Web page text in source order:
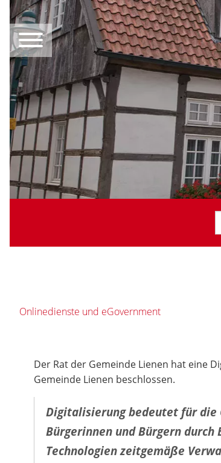
Onlinedienste und eGovernment
Der Rat der Gemeinde Lienen hat eine
Gemeinde Lienen beschlossen.
Digitalisierung bedeutet für die
Bürgerinnen und Bürgern durch
Technologien zeitgemäße